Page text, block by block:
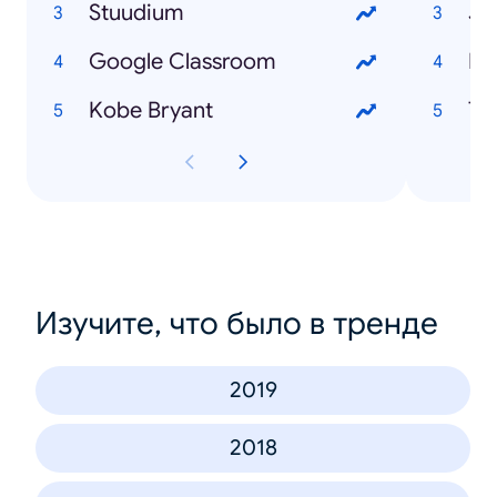
Stuudium
Google Classroom
Kobe Bryant
Изучите, что было в тренде
2019
2018